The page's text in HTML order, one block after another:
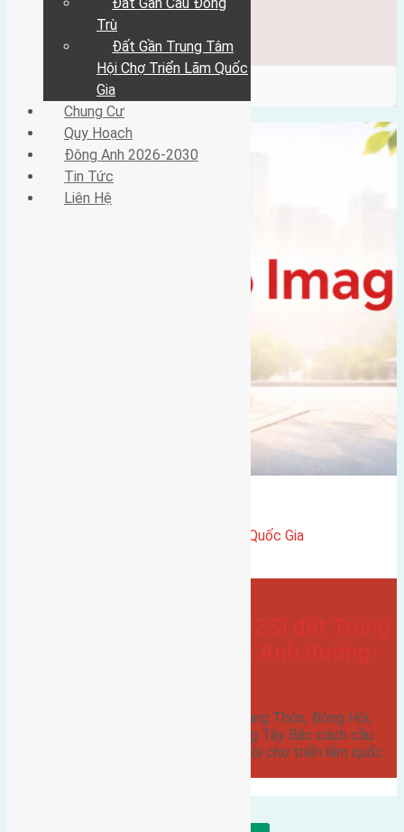
Đông Anh 2026-2030
Liên Hệ
/ Category / Trung thôn
gần trung tâm hội Chợ triển Lãm Quốc Gia
Cần bán 112,5m2(5×22,5) đất Trung
Thôn, Đông Hội, Đông Anh đường
Cần bán 112,5m2(5x22,5) đất Trung Thôn, Đông Hội,
Đông Anh đường rộng 4,5m hướng Tây Bắc cách cầu
Đông Trù 900m cách trung tâm hội chợ triển lãm quốc
Trù
Đất Gần Trung Tâm
Hội Chợ Triển Lãm Quốc
Gia
Chung Cư
Quy Hoạch
Đông Anh 2026-2030
Tin Tức
Liên Hệ